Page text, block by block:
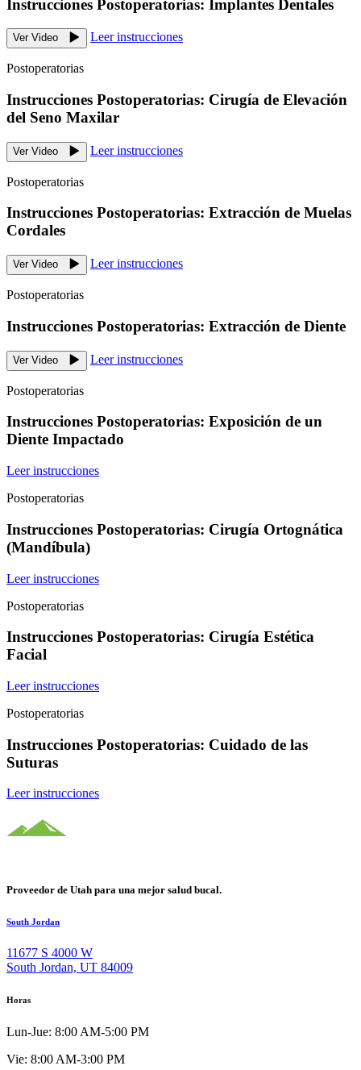
Instrucciones Postoperatorias: Implantes Dentales
Ver Video Leer instrucciones
Postoperatorias
Instrucciones Postoperatorias: Cirugía de Elevación
del Seno Maxilar
Ver Video Leer instrucciones
Postoperatorias
Instrucciones Postoperatorias: Extracción de Muelas
Cordales
Ver Video Leer instrucciones
Postoperatorias
Instrucciones Postoperatorias: Extracción de Diente
Ver Video Leer instrucciones
Postoperatorias
Instrucciones Postoperatorias: Exposición de un
Diente Impactado
Leer instrucciones
Postoperatorias
Instrucciones Postoperatorias: Cirugía Ortognática
(Mandíbula)
Leer instrucciones
Postoperatorias
Instrucciones Postoperatorias: Cirugía Estética
Facial
Leer instrucciones
Postoperatorias
Instrucciones Postoperatorias: Cuidado de las
Suturas
Leer instrucciones
Proveedor de Utah para una mejor salud bucal.
South Jordan
11677 S 4000 W
South Jordan, UT 84009
Horas
Lun-Jue: 8:00 AM-5:00 PM
Vie: 8:00 AM-3:00 PM